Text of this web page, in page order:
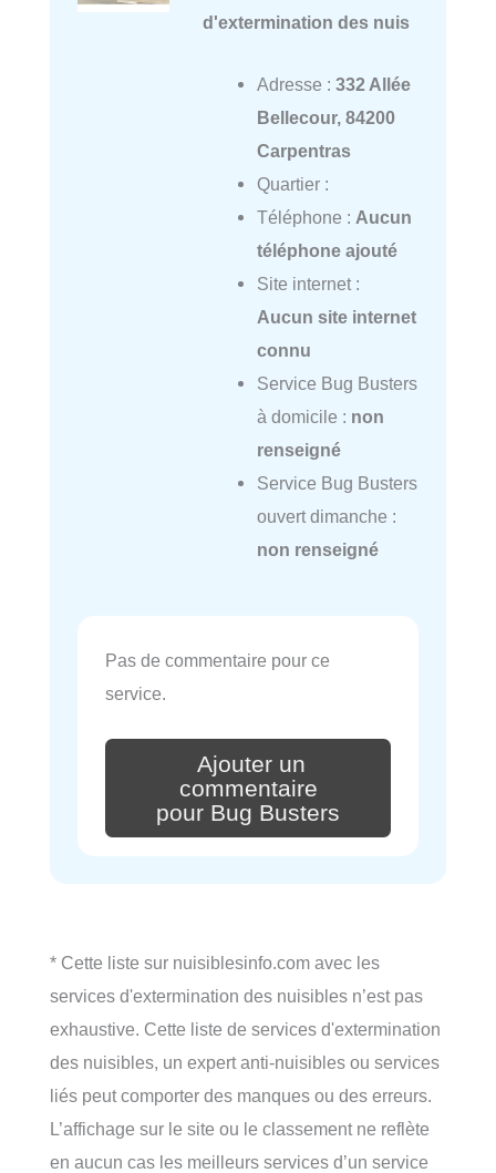
d'extermination des nuis
Adresse : 332 Allée
Bellecour, 84200
Carpentras
Quartier :
Téléphone : Aucun
téléphone ajouté
Site internet :
Aucun site internet
connu
Service Bug Busters
à domicile : non
renseigné
Service Bug Busters
ouvert dimanche :
non renseigné
Pas de commentaire pour ce
service.
Ajouter un
commentaire
pour Bug Busters
* Cette liste sur nuisiblesinfo.com avec les
services d'extermination des nuisibles n’est pas
exhaustive. Cette liste de services d'extermination
des nuisibles, un expert anti-nuisibles ou services
liés peut comporter des manques ou des erreurs.
L’affichage sur le site ou le classement ne reflète
en aucun cas les meilleurs services d’un service